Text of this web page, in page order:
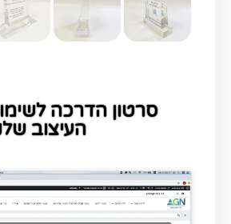
סרטון הדרכה
העיצוב